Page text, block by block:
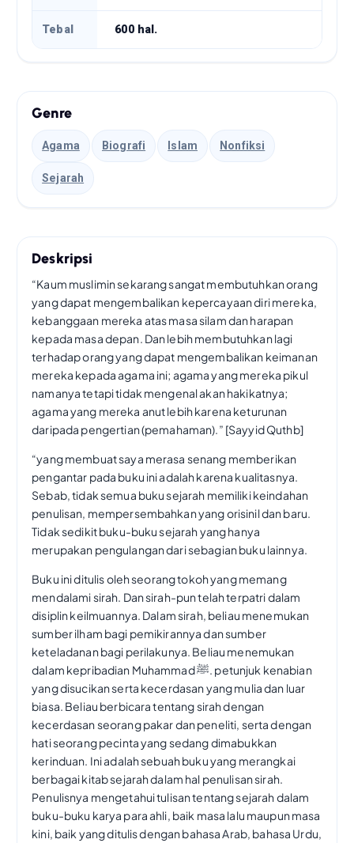
Tebal 600 hal.
Genre
Agama Biografi Islam Nonfiksi
Sejarah
Deskripsi
“Kaum muslimin sekarang sangat membutuhkan orang
yang dapat mengembalikan kepercayaan diri mereka,
kebanggaan mereka atas masa silam dan harapan
kepada masa depan. Dan lebih membutuhkan lagi
terhadap orang yang dapat mengembalikan keimanan
mereka kepada agama ini; agama yang mereka pikul
namanya tetapi tidak mengenal akan hakikatnya;
agama yang mereka anut lebih karena keturunan
daripada pengertian (pemahaman).” [Sayyid Quthb]
“yang membuat saya merasa senang memberikan
pengantar pada buku ini adalah karena kualitasnya.
Sebab, tidak semua buku sejarah memiliki keindahan
penulisan, mempersembahkan yang orisinil dan baru.
Tidak sedikit buku-buku sejarah yang hanya
merupakan pengulangan dari sebagian buku lainnya.
Buku ini ditulis oleh seorang tokoh yang memang
mendalami sirah. Dan sirah-pun telah terpatri dalam
disiplin keilmuannya. Dalam sirah, beliau menemukan
sumber ilham bagi pemikirannya dan sumber
keteladanan bagi perilakunya. Beliau menemukan
dalam kepribadian Muhammad ﷺ. petunjuk kenabian
yang disucikan serta kecerdasan yang mulia dan luar
biasa. Beliau berbicara tentang sirah dengan
kecerdasan seorang pakar dan peneliti, serta dengan
hati seorang pecinta yang sedang dimabukkan
kerinduan. Ini adalah sebuah buku yang merangkai
berbagai kitab sejarah dalam hal penulisan sirah.
Penulisnya mengetahui tulisan tentang sejarah dalam
buku-buku karya para ahli, baik masa lalu maupun masa
kini, baik yang ditulis dengan bahasa Arab, bahasa Urdu,